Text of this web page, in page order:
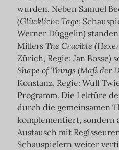
wurden. Neben Samuel
(Glückliche Tage;
Werner Düggelin)
Millers The Crucible
Zürich, Regie: Jan Bosse)
Shape of Things (Maß der
Konstanz, Regie: Wulf
Programm. Die Lektüre
durch die gemeinsamen
komplementiert, sondern
Austausch mit
Schauspielern weiter